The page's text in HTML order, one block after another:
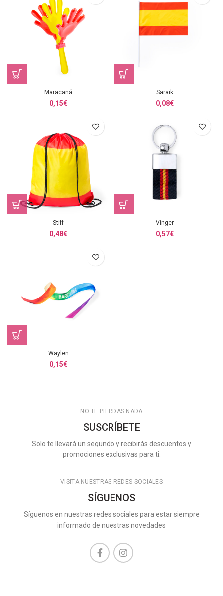
Maracaná
0,15€
Saraik
0,08€
Stiff
0,48€
Vinger
0,57€
Waylen
0,15€
NO TE PIERDAS NADA
SUSCRÍBETE
Solo te llevará un segundo y recibirás descuentos y
promociones exclusivas para ti.
VISITA NUESTRAS REDES SOCIALES
SÍGUENOS
Síguenos en nuestras redes sociales para estar siempre
informado de nuestras novedades